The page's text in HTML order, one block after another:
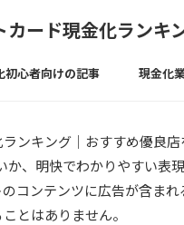
カード現金化ランキ
初心者向けの記事 現金化
ンキング｜おすすめ優良
、明快でわかりやすい表
コンテンツに広告が含まれ
とはありません。